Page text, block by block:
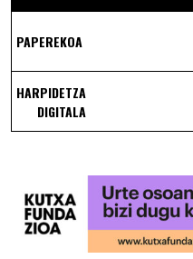
PAPEREKOA
HARPIDETZA
DIGITALA